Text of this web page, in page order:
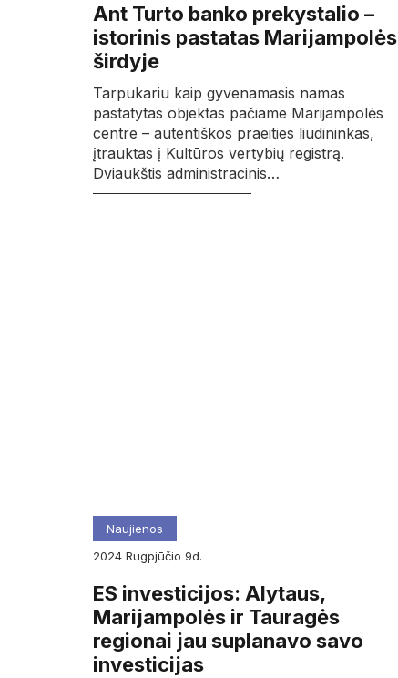
Ant Turto banko prekystalio –
istorinis pastatas Marijampolės
širdyje
Tarpukariu kaip gyvenamasis namas
pastatytas objektas pačiame Marijampolės
centre – autentiškos praeities liudininkas,
įtrauktas į Kultūros vertybių registrą.
Dviaukštis administracinis…
Naujienos
2024
rugpjūčio 9d.
ES investicijos: Alytaus,
Marijampolės ir Tauragės
regionai jau suplanavo savo
investicijas